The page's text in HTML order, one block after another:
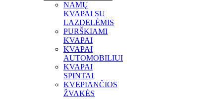
NAMŲ
KVAPAI SU
LAZDELĖMIS
PURŠKIAMI
KVAPAI
KVAPAI
AUTOMOBILIUI
KVAPAI
SPINTAI
KVEPIANČIOS
ŽVAKĖS